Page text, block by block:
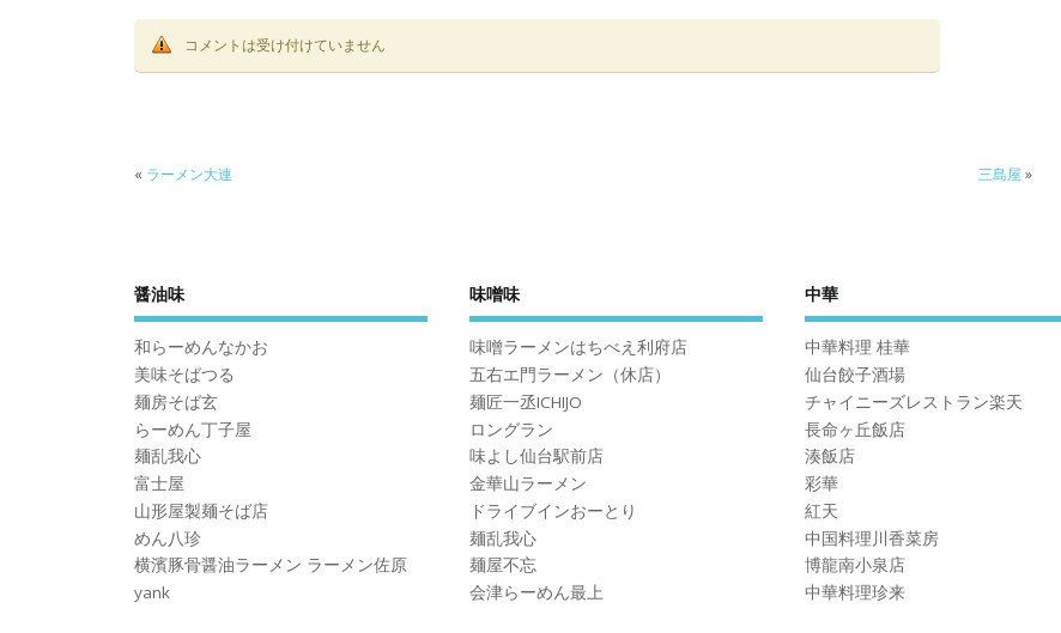
コメントは受け付けていません
« ラーメン大連 三島屋 »
醤油味
和らーめんなかお
美味そばつる
麺房そば玄
らーめん丁子屋
麺乱我心
富士屋
山形屋製麺そば店
めん八珍
横濱豚骨醤油ラーメン ラーメン佐原
yank
味噌味
味噌ラーメンはちべえ利府店
五右エ門ラーメン（休店）
麺匠一丞ICHIJO
ロングラン
味よし仙台駅前店
金華山ラーメン
ドライブインおーとり
麺乱我心
麺屋不忘
会津らーめん最上
中華
中華料理 桂華
仙台餃子酒場
チャイニーズレストラン楽天
長命ヶ丘飯店
湊飯店
彩華
紅天
中国料理川香菜房
博龍南小泉店
中華料理珍来